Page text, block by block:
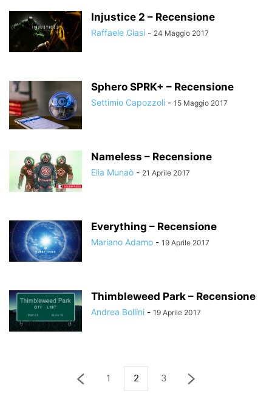
Injustice 2 – Recensione
Raffaele Giasi - 24 Maggio 2017
Sphero SPRK+ – Recensione
Settimio Capozzoli - 15 Maggio 2017
Nameless – Recensione
Elia Munaò - 21 Aprile 2017
Everything – Recensione
Mariano Adamo - 19 Aprile 2017
Thimbleweed Park – Recensione
Andrea Bollini - 19 Aprile 2017
1 2 3